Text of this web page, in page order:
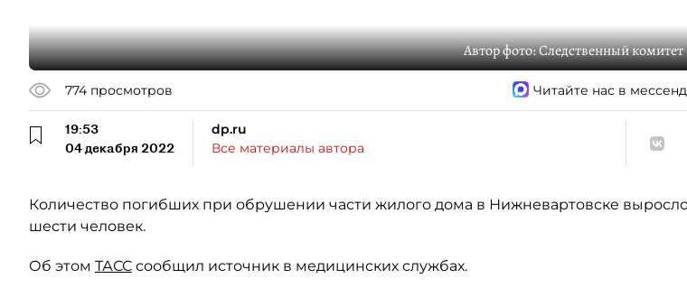
Автор фото:Следственный
774 просмотров Читайте нас в
19:53
04 декабря 2022
dp.ru
Все материалы автора
Количество погибших при обрушении части жилого дома в Нижневартовске
шести человек.
Об этом ТАСС сообщил источник в медицинских службах.